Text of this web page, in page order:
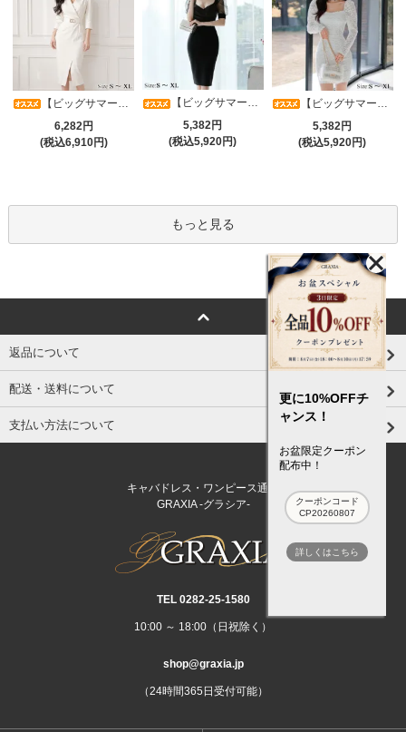
【ビッグサマーセール対象品】アシメカシュクール7分袖ワンピース(キャバドレス・CABARETDRESS)
6,282円
(税込6,910円)
【ビッグサマーセール対象品】光沢シアースリーブが軽やかなカシュクールVネックドレープミディドレス(キャバドレス・CABARETDRESS)
5,382円
(税込5,920円)
【ビッグサマーセール対象品】ラグジュアリーオーナメントレースパフスリーブワンピース(キャバドレス・CABARETDRESS)
5,382円
(税込5,920円)
もっと見る
返品について
配送・送料について
支払い方法について
キャバドレス・ワンピース通販
GRAXIA -グラシア-
TEL 0282‐25‐1580
10:00 ～ 18:00（日祝除く）
shop@graxia.jp
（24時間365日受付可能）
更に10%OFFチ
ャンス！
お盆限定クーポン
配布中！
クーポンコード
CP20260807
詳しくはこちら